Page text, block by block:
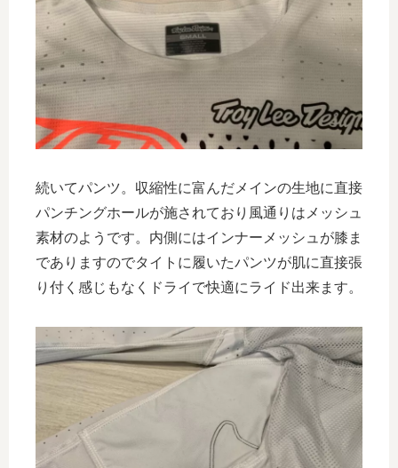
続いてパンツ。収縮性に富んだメインの生地に直接
パンチングホールが施されており風通りはメッシュ
素材のようです。内側にはインナーメッシュが膝ま
でありますのでタイトに履いたパンツが肌に直接張
り付く感じもなくドライで快適にライド出来ます。